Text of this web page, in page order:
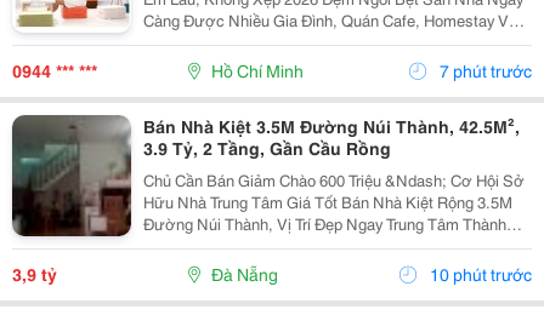
Càng Được Nhiều Gia Đình, Quán Cafe, Homestay Và
Không Gian Thư Giãn Lựa Chọn Nhờ Sự Tiện Lợi, Gọn
Gàng Và Tạo Cảm Giác Ngồi Thoải Mái. Tuy Nhiên Để...
0944 *** *** Hồ Chí Minh 7 phút trước
Bán Nhà Kiệt 3.5M Đường Núi Thành, 42.5M²,
3.9 Tỷ, 2 Tầng, Gần Cầu Rồng
Chủ Cần Bán Giảm Chào 600 Triệu &Ndash; Cơ Hội Sở
Hữu Nhà Trung Tâm Giá Tốt Bán Nhà Kiệt Rộng 3.5M
Đường Núi Thành, Vị Trí Đẹp Ngay Trung Tâm Thành
Phố, Thuận Tiện An Cư Hoặc Đầu Tư Sinh Lời. Thông
Tin Chi Tiết: Diện Tích: 42.5M&Sup2; (Ngang 4M,...
3,9 tỷ Đà Nẵng 10 phút trước